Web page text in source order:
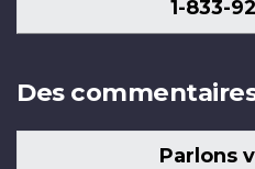
1-833-
Des
Parlons